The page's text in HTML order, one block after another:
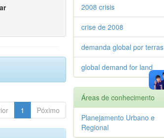
1 Póximo
2008 crisis
crise de 2008
demanda global por terras
global demand for land
Áreas de conhecimento
Planejamento Urbano e
Regional